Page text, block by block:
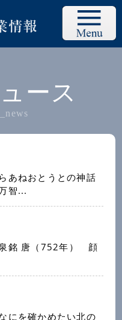
ース
あねおとうとの神話
智...
銘 唐（752年） 顔
にを確かめたい北の